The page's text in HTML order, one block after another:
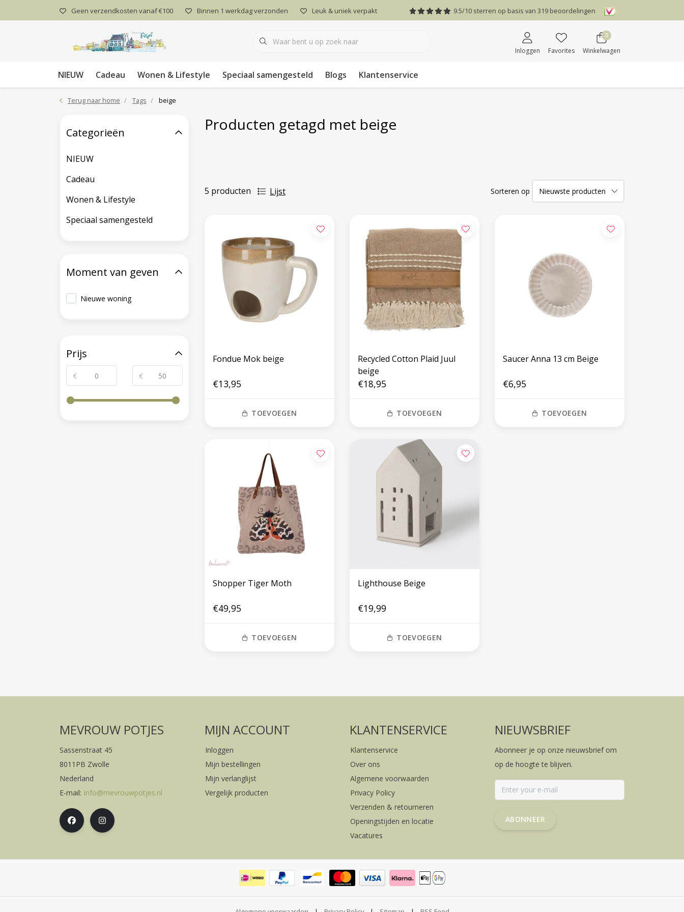
Geen verzendkosten vanaf €100 Binnen 1 werkdag verzonden Leuk & uniek verpakt 9.5/10 sterren op basis van 319 beoordelingen
Inloggen Favorites
0
Winkelwagen
NIEUW Cadeau Wonen & Lifestyle Speciaal samengesteld Blogs Klantenservice
Terug naar home Tags beige
Producten getagd met beige
5 producten Lijst Sorteren op
Fondue Mok beige
€13,95
TOEVOEGEN
Recycled Cotton Plaid Juul
beige
€18,95
TOEVOEGEN
Saucer Anna 13 cm Beige
€6,95
TOEVOEGEN
Shopper Tiger Moth
€49,95
TOEVOEGEN
Lighthouse Beige
€19,99
TOEVOEGEN
Categorieën
NIEUW
Cadeau
Wonen & Lifestyle
Speciaal samengesteld
Moment van geven
Nieuwe woning
Prijs
€ €
MEVROUW POTJES
Sassenstraat 45
8011PB Zwolle
Nederland
E-mail: Info@mevrouwpotjes.nl
MIJN ACCOUNT
Inloggen
Mijn bestellingen
Mijn verlanglijst
Vergelijk producten
KLANTENSERVICE
Klantenservice
Over ons
Algemene voorwaarden
Privacy Policy
Verzenden & retourneren
Openingstijden en locatie
Vacatures
NIEUWSBRIEF
Abonneer je op onze nieuwsbrief om
op de hoogte te blijven.
ABONNEER